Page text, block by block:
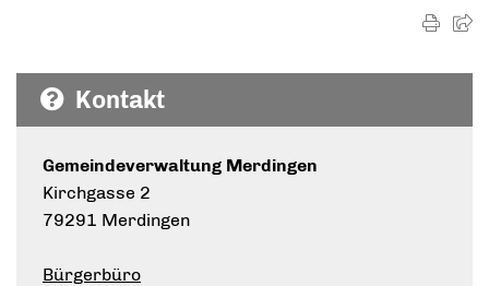
Kontakt
Gemeindeverwaltung Merdingen
Kirchgasse 2
79291 Merdingen
Bürgerbüro